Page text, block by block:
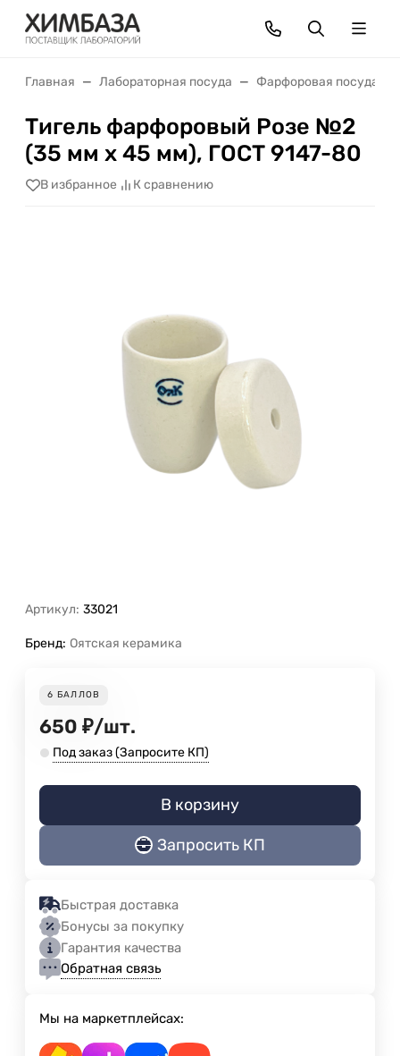
Главная Лабораторная посуда Фарфоровая посуда
Тигель фарфоровый Розе №2
(35 мм x 45 мм), ГОСТ 9147-80
В избранное К сравнению
Артикул: 33021
Бренд: Оятская керамика
6 БАЛЛОВ
650 ₽/шт.
Под заказ (Запросите КП)
В корзину
Запросить КП
Быстрая доставка
Бонусы за покупку
Гарантия качества
Обратная связь
Мы на маркетплейсах: